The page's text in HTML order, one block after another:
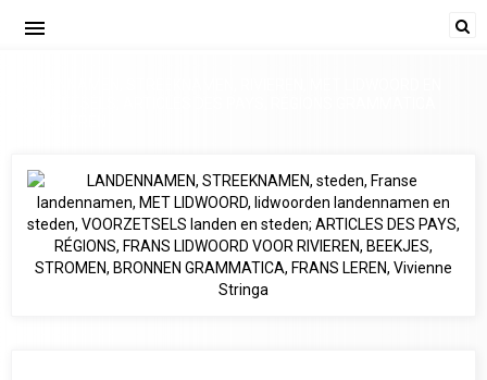
menu